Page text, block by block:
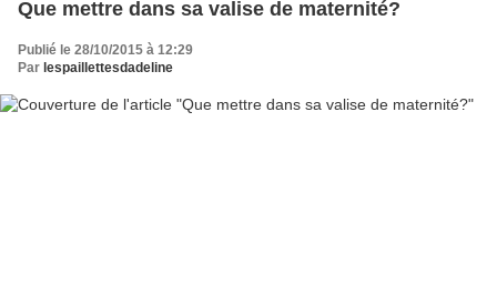
Que mettre dans sa valise de maternité?
Publié le 28/10/2015 à 12:29
Par lespaillettesdadeline